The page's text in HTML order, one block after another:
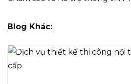
Blog Khác: